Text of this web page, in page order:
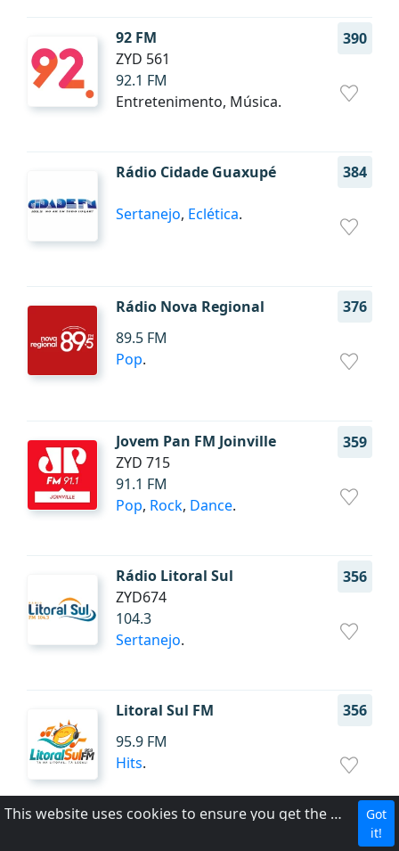
92 FM
390
ZYD 561
92.1 FM
Entretenimento, Música.
Rádio Cidade Guaxupé 384
Sertanejo, Eclética.
Rádio Nova Regional
376
89.5 FM
Pop.
Jovem Pan FM Joinville
359
ZYD 715
91.1 FM
Pop, Rock, Dance.
Rádio Litoral Sul
356
ZYD674
104.3
Sertanejo.
Litoral Sul FM
356
95.9 FM
Hits.
350
This website uses cookies to ensure you get the best experience on our website.
Got
it!